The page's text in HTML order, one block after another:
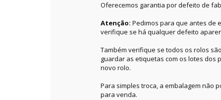
Oferecemos garantia por defeito de
Atenção: Pedimos para que antes de
verifique se há qualquer defeito
Também verifique se todos os rolos
guardar as etiquetas com os lotes dos
novo rolo.
Para simples troca, a embalagem não
para venda.